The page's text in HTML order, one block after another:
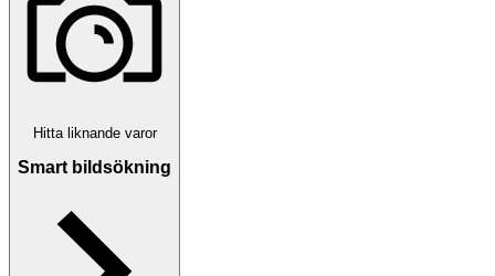
Hitta liknande varor
Smart bildsökning